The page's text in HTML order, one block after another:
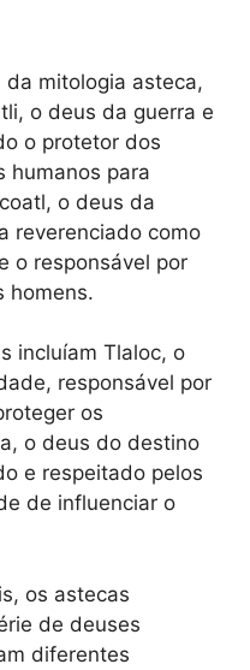
da mitologia asteca,
o deus da guerra e
o protetor dos
humanos para
o deus da
reverenciado como
o responsável por
homens.
incluíam Tlaloc, o
responsável por
os
o deus do destino
e respeitado pelos
de influenciar o
os astecas
de deuses
diferentes